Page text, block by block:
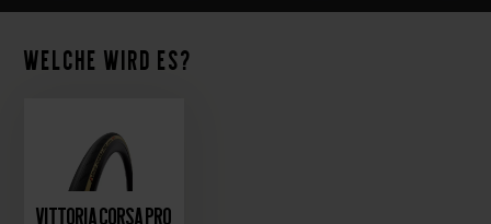
Welche wird es?
Vittoria Corsa Pro